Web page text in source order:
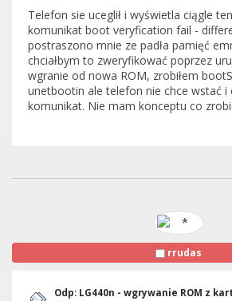
Telefon sie uceglił i wyświetla ciągle
komunikat boot veryfication fail -
postraszono mnie ze padła pamięć
chciałbym to zweryfikować poprzez
wgranie od nowa ROM, zrobiłem
unetbootin ale telefon nie chce wstać i
komunikat. Nie mam konceptu co
rrudas
Odp: LG440n - wgrywanie ROM z